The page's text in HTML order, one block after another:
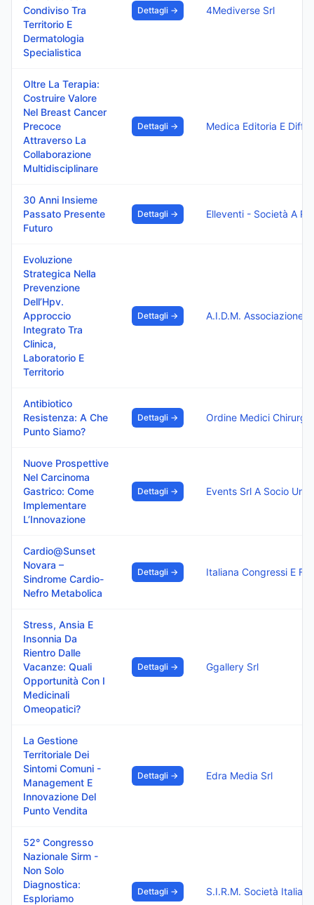
Condiviso Tra
Territorio E
Dermatologia
Specialistica
Dettagli → 4Mediverse Srl
Oltre La Terapia:
Costruire Valore
Nel Breast Cancer
Precoce
Attraverso La
Collaborazione
Multidisciplinare
Dettagli →
30 Anni Insieme
Passato Presente
Futuro
Dettagli →
Evoluzione
Strategica Nella
Prevenzione
Dell’Hpv.
Approccio
Integrato Tra
Clinica,
Laboratorio E
Territorio
Dettagli →
Antibiotico
Resistenza: A Che
Punto Siamo?
Dettagli →
Nuove Prospettive
Nel Carcinoma
Gastrico: Come
Implementare
L’Innovazione
Dettagli → Events Srl A Socio
Cardio@Sunset
Novara –
Sindrome Cardio-
Nefro Metabolica
Dettagli →
Stress, Ansia E
Insonnia Da
Rientro Dalle
Vacanze: Quali
Opportunità Con I
Medicinali
Omeopatici?
Dettagli → Ggallery Srl
La Gestione
Territoriale Dei
Sintomi Comuni -
Management E
Innovazione Del
Punto Vendita
Dettagli → Edra Media Srl
52° Congresso
Nazionale Sirm -
Non Solo
Diagnostica:
Esploriamo
Dettagli →